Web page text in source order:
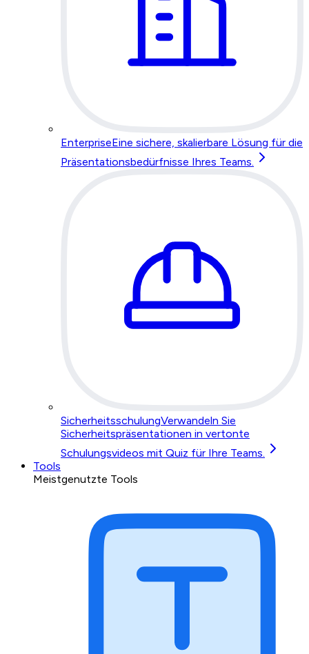
EnterpriseEine sichere, skalierbare Lösung für die
Präsentationsbedürfnisse Ihres Teams.
SicherheitsschulungVerwandeln Sie
Sicherheitspräsentationen in vertonte
Schulungsvideos mit Quiz für Ihre Teams.
Tools
Meistgenutzte Tools